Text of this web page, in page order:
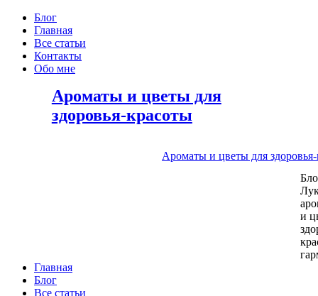
Блог
Главная
Все статьи
Контакты
Обо мне
Ароматы и цветы для
здоровья-красоты
Ароматы и цветы для
и
Главная
Блог
Все статьи